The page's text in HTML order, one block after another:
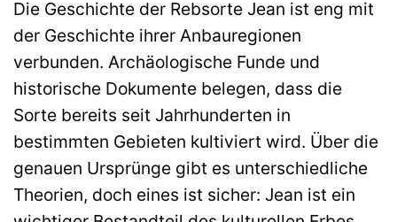
Die Geschichte der Rebsorte Jean ist eng mit
der Geschichte ihrer Anbauregionen
verbunden. Archäologische Funde und
historische Dokumente belegen, dass die
Sorte bereits seit Jahrhunderten in
bestimmten Gebieten kultiviert wird. Über die
genauen Ursprünge gibt es unterschiedliche
Theorien, doch eines ist sicher: Jean ist ein